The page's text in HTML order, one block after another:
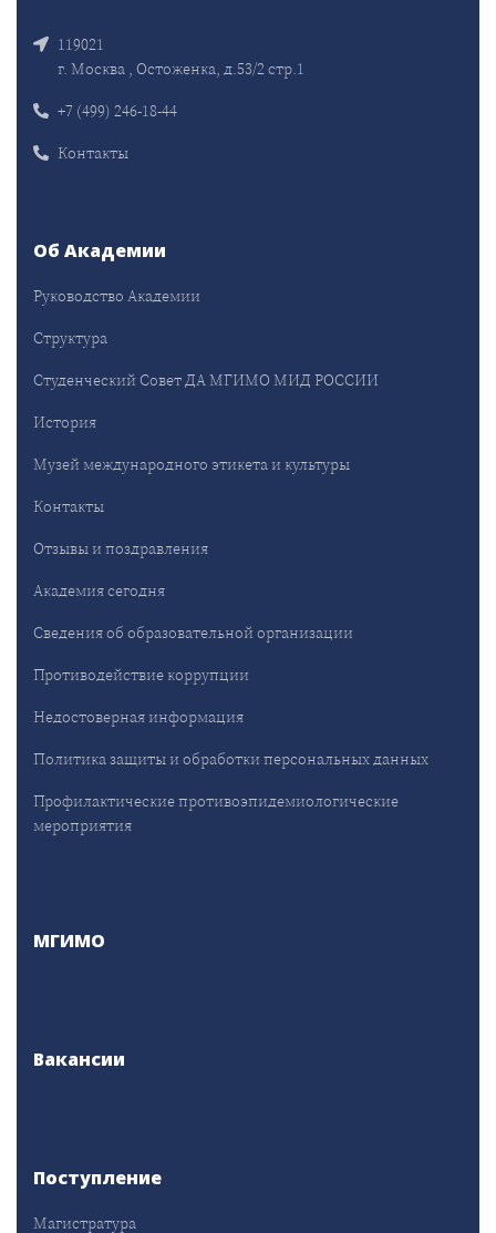
119021
г. Москва , Остоженка, д.53/2 стр.1
+7 (499) 246-18-44
Контакты
Об Академии
Руководство Академии
Структура
Студенческий Совет ДА МГИМО МИД РОССИИ
История
Музей международного этикета и культуры
Контакты
Отзывы и поздравления
Академия сегодня
Сведения об образовательной организации
Противодействие коррупции
Недостоверная информация
Политика защиты и обработки персональных данных
Профилактические противоэпидемиологические
мероприятия
МГИМО
Вакансии
Поступление
Магистратура